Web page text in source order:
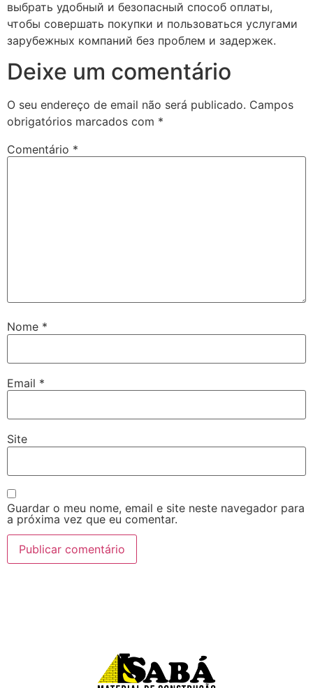
выбрать удобный и безопасный способ оплаты,
чтобы совершать покупки и пользоваться услугами
зарубежных компаний без проблем и задержек.
Deixe um comentário
O seu endereço de email não será publicado. Campos
obrigatórios marcados com *
Comentário *
Nome *
Email *
Site
Guardar o meu nome, email e site neste navegador para
a próxima vez que eu comentar.